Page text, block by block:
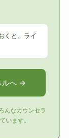
くと、ライ
ルへ →
んなカウンセラ
います。